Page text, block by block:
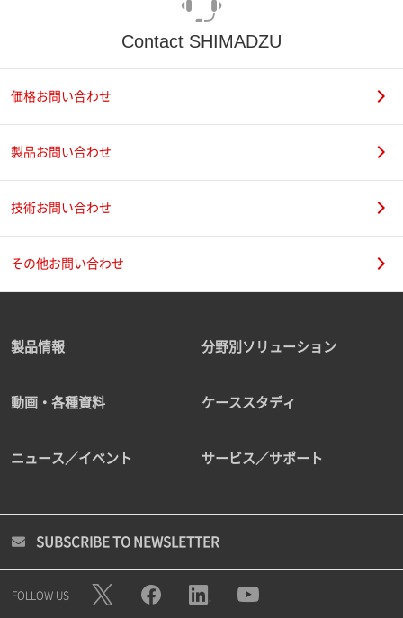
Contact SHIMADZU
価格お問い合わせ
製品お問い合わせ
技術お問い合わせ
その他お問い合わせ
製品情報 分野別ソリューション
動画・各種資料 ケーススタディ
ニュース／イベント サービス／サポート
SUBSCRIBE TO NEWSLETTER
FOLLOW US